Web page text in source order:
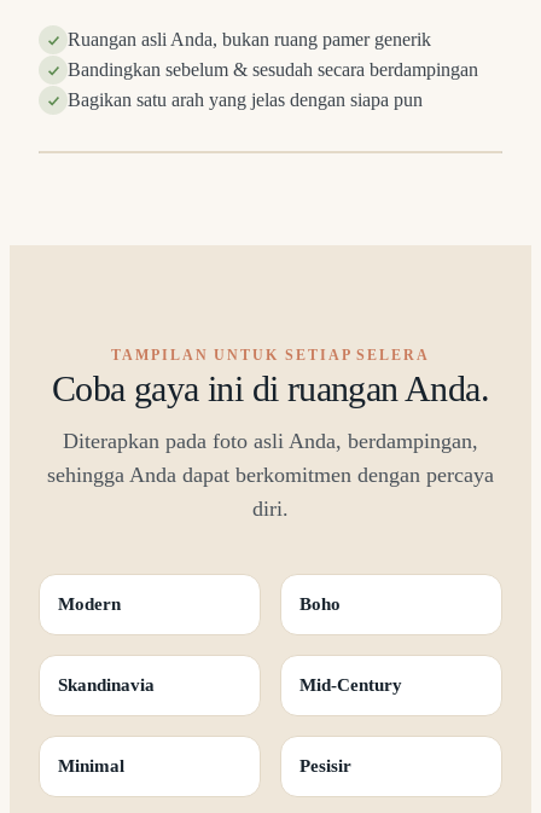
Ruangan asli Anda, bukan ruang pamer generik
Bandingkan sebelum & sesudah secara berdampingan
Bagikan satu arah yang jelas dengan siapa pun
SEBELUM
⇔
TAMPILAN UNTUK SETIAP SELERA
Coba gaya ini di ruangan Anda.
Diterapkan pada foto asli Anda, berdampingan,
sehingga Anda dapat berkomitmen dengan percaya
diri.
Modern Boho
Skandinavia Mid-Century
Minimal Pesisir